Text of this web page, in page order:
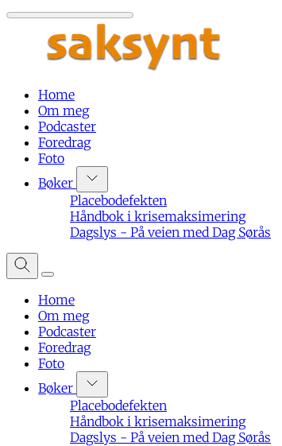
Home
Om meg
Podcaster
Foredrag
Foto
Bøker
Placebodefekten
Håndbok i krisemaksimering
Dagslys - På veien med Dag Sørås
Home
Om meg
Podcaster
Foredrag
Foto
Bøker
Placebodefekten
Håndbok i krisemaksimering
Dagslys - På veien med Dag Sørås